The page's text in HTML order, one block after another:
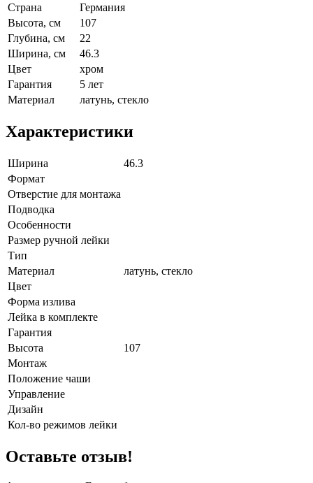
Страна
Германия
Высота, см
107
Глубина, см
22
Ширина, см
46.3
Цвет
хром
Гарантия
5 лет
Материал
латунь, стекло
Характеристики
Ширина
46.3
Формат
Отверстие для монтажа
Подводка
Особенности
Размер ручной лейки
Тип
Материал
латунь, стекло
Цвет
Форма излива
Лейка в комплекте
Гарантия
Высота
107
Монтаж
Положение чаши
Управление
Дизайн
Кол-во режимов лейки
Оставьте отзыв!